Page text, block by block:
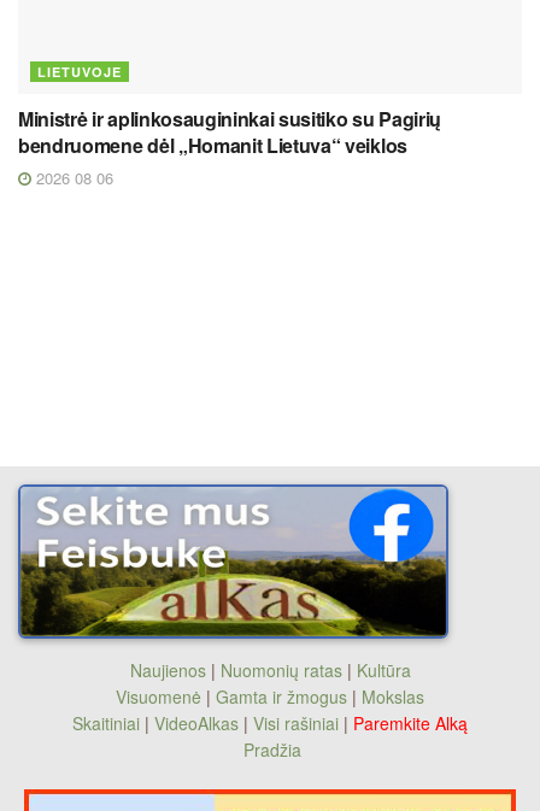
LIETUVOJE
Ministrė ir aplinkosaugininkai susitiko su Pagirių
bendruomene dėl „Homanit Lietuva“ veiklos
2026 08 06
Naujienos| Nuomonių ratas| Kultūra
Visuomenė | Gamta ir žmogus | Mokslas
Skaitiniai | VideoAlkas | Visi rašiniai | Paremkite Alką
Pradžia